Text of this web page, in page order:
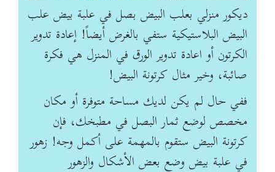
ديكور منزلي بعلب البيض بصل في علبة بيض علب
البيض البلاستيكية ستفي بالغرض أيضاً! إعادة تدوير
الكرتون أو اعادة تدوير الورق في المنزل هي فكرة
صائبة، وخير مثال كرتونة البيض!
ففي حال لم يكن لديك مساحة متوفرة أو مكان
مخصص لوضع ثمار البصل في مطبخك، فإن
كرتونة البيض ستقوم بالمهمة على أكمل وجه! زهور
في علبة بيض وضع بعض الأشكال والزهور